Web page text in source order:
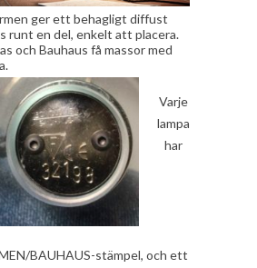
ger ett behagligt diffust
runt en del, enkelt att placera.
och Bauhaus få massor med
Varje
lampa
har
BAUHAUS-stämpel, och ett